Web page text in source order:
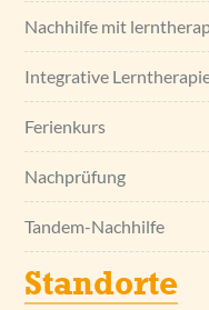
Nachhilfe mit
Integrative
Ferienkurs
Nachprüfung
Tandem-Nachhilfe
Standorte